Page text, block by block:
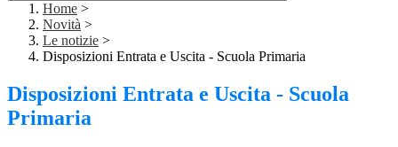
Home >
Novità >
Le notizie >
Disposizioni Entrata e Uscita - Scuola Primaria
Disposizioni Entrata e Uscita - Scuola
Primaria